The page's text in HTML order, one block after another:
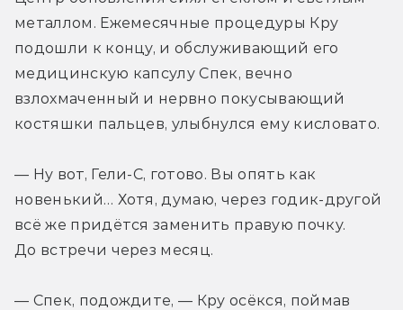
металлом. Ежемесячные процедуры Кру
подошли к концу, и обслуживающий его
медицинскую капсулу Спек, вечно
взлохмаченный и нервно покусывающий
костяшки пальцев, улыбнулся ему кисловато.
— Ну вот, Гели-С, готово. Вы опять как
новенький… Хотя, думаю, через годик-другой
всё же придётся заменить правую почку.
До встречи через месяц.
— Спек, подождите, — Кру осёкся, поймав